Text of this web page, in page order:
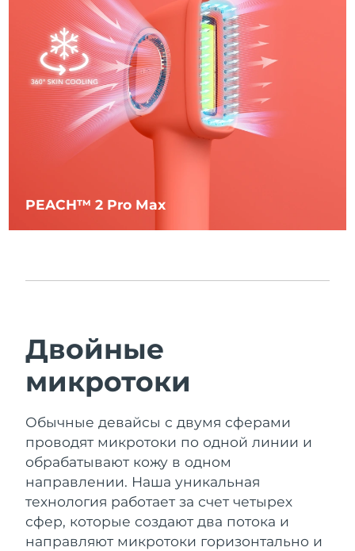
PEACH™ 2 Pro Max
Двойные
микротоки
Обычные девайсы с двумя сферами
проводят микротоки по одной линии и
обрабатывают кожу в одном
направлении. Наша уникальная
технология работает за счет четырех
сфер, которые создают два потока и
направляют микротоки горизонтально и